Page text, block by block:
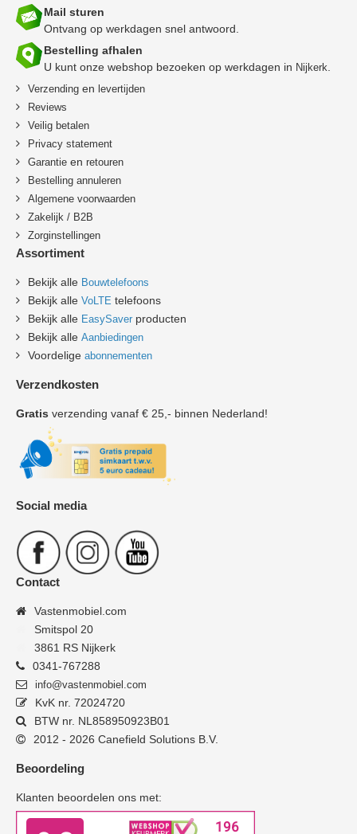
Mail sturen
Ontvang op werkdagen snel antwoord.
Bestelling afhalen
U kunt onze webshop bezoeken op werkdagen in Nijkerk
Verzending en levertijden
Reviews
Veilig betalen
Privacy statement
Garantie en retouren
Bestelling annuleren
Algemene voorwaarden
Zakelijk / B2B
Zorginstellingen
Assortiment
Bekijk alle Bouwtelefoons
Bekijk alle VoLTE telefoons
Bekijk alle EasySaver producten
Bekijk alle Aanbiedingen
Voordelige abonnementen
Verzendkosten
Gratis verzending vanaf € 25,- binnen Nederland!
Social media
Contact
Vastenmobiel.com
Smitspol 20
3861 RS Nijkerk
0341-767288
info@vastenmobiel.com
KvK nr. 72024720
BTW nr. NL858950923B01
2012 - 2026 Canefield Solutions B.V.
Beoordeling
Klanten beoordelen ons met: